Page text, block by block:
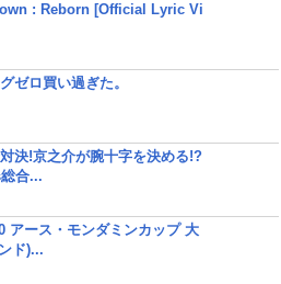
: Reborn [Official Lyric Vi
ゼロ買い過ぎた。
決!京之介が腕十字を決める!?
合...
アース・モンダミンカップ 大
ド)...